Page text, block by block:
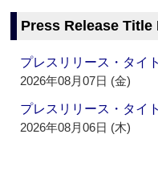
Press Release Title
プレスリリース・タ
2026年08月07日 (金)
プレスリリース・タ
2026年08月06日 (木)